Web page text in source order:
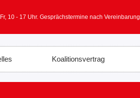
10 - 17 Uhr. Gesprächstermine nach Vereinbarung
Koalitionsvertrag